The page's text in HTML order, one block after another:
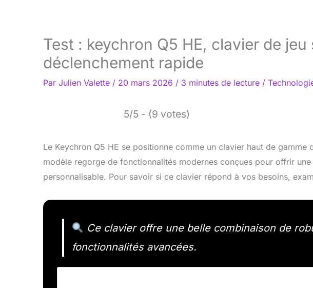
Test : keychron Q5 HE, clavier de jeu
déclenchement rapide
Par Julien Valette / 20 mars 2026 / 3 minutes de lecture /
5/5 - (9 votes)
Le Keychron Q5 HE se positionne comme un clavier haut de gamme
modèle regorge de fonctionnalités modernes conçues pour offrir
personnalisable. Pour savoir si ce clavier répond à vos besoins,
Ce clavier offre une belle combinaison de
fonctionnalités avancées.